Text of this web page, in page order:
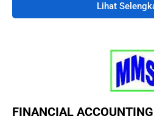
Lihat
FINANCIAL